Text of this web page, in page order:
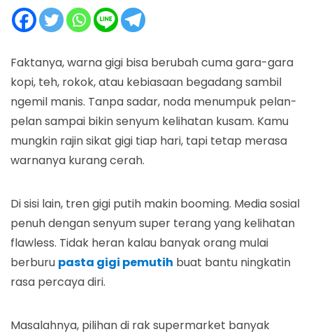
Faktanya, warna gigi bisa berubah cuma gara-gara
kopi, teh, rokok, atau kebiasaan begadang sambil
ngemil manis. Tanpa sadar, noda menumpuk pelan-
pelan sampai bikin senyum kelihatan kusam. Kamu
mungkin rajin sikat gigi tiap hari, tapi tetap merasa
warnanya kurang cerah.
Di sisi lain, tren gigi putih makin booming. Media sosial
penuh dengan senyum super terang yang kelihatan
flawless. Tidak heran kalau banyak orang mulai
berburu pasta gigi pemutih buat bantu ningkatin
rasa percaya diri.
Masalahnya, pilihan di rak supermarket banyak